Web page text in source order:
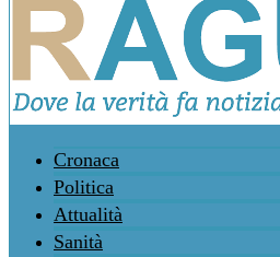
Cronaca
Politica
Attualità
Sanità